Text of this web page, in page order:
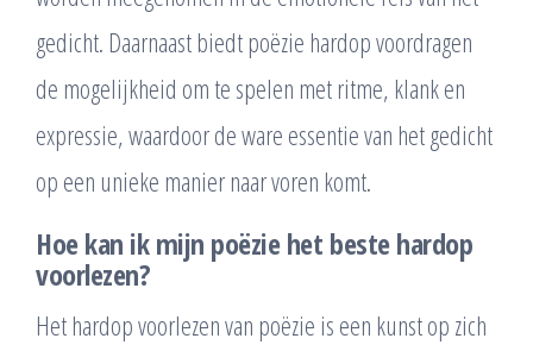
gedicht. Daarnaast biedt poëzie hardop voordragen
de mogelijkheid om te spelen met ritme, klank en
expressie, waardoor de ware essentie van het gedicht
op een unieke manier naar voren komt.
Hoe kan ik mijn poëzie het beste hardop
voorlezen?
Het hardop voorlezen van poëzie is een kunst op zich